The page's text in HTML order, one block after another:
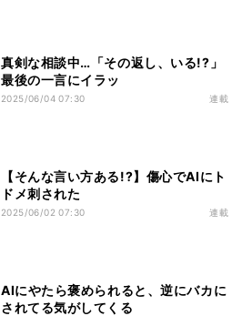
真剣な相談中…「その返し、いる!?」
最後の一言にイラッ
2025/06/04 07:30 連載
【そんな言い方ある!?】傷心でAIにト
ドメ刺された
2025/06/02 07:30 連載
AIにやたら褒められると、逆にバカに
されてる気がしてくる